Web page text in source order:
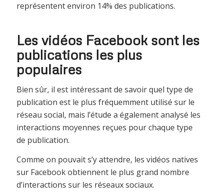
représentent environ 14% des publications.
Les vidéos Facebook sont les
publications les plus
populaires
Bien sûr, il est intéressant de savoir quel type de
publication est le plus fréquemment utilisé sur le
réseau social, mais l’étude a également analysé les
interactions moyennes reçues pour chaque type
de publication.
Comme on pouvait s’y attendre, les vidéos natives
sur Facebook obtiennent le plus grand nombre
d’interactions sur les réseaux sociaux.